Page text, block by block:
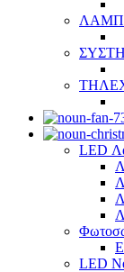
LED
LED